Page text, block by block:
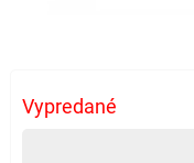
Vypredané